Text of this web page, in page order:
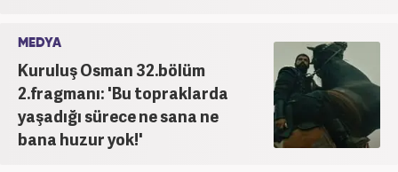
MEDYA
Kuruluş Osman 32.bölüm
2.fragmanı: 'Bu topraklarda
yaşadığı sürece ne sana ne
bana huzur yok!'